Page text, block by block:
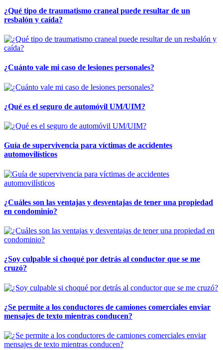
¿Qué tipo de traumatismo craneal puede resultar de un
resbalón y caída?
¿Cuánto vale mi caso de lesiones personales?
¿Qué es el seguro de automóvil UM/UIM?
Guía de supervivencia para víctimas de accidentes
automovilísticos
¿Cuáles son las ventajas y desventajas de tener una propiedad
en condominio?
¿Soy culpable si choqué por detrás al conductor que se me
cruzó?
¿Se permite a los conductores de camiones comerciales enviar
mensajes de texto mientras conducen?